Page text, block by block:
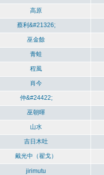
高原
蔡利&#21326;
巫金餘
青蛙
程風
肖今
仲&#24422;
巫朝暉
山水
吉日木吐
戴光中（翟戈）
jirimutu